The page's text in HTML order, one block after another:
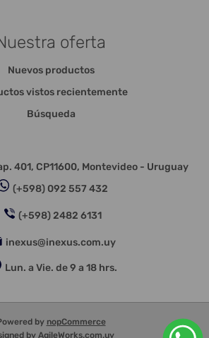
oferta
Nuevos productos
vistos recientemente
Búsqueda
401, CP11600, Montevideo - Uruguay
(+598) 092 557 432
(+598) 2482 6131
inexus@inexus.com.uy
Lun. a Vie. de 9 a 18 hrs.
by nopCommerce
by AgileWorks.com.uy